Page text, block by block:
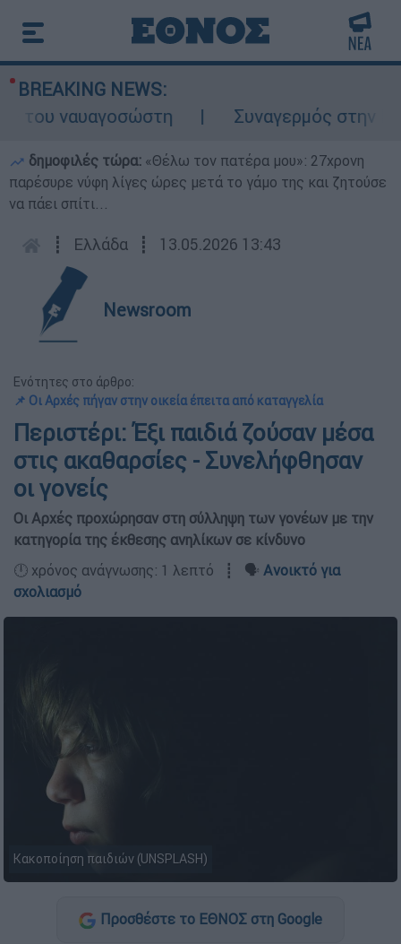
BREAKING NEWS:
ναυαγοσώστη
Συναγερμός στην
δημοφιλές τώρα: «Θέλω τον πατέρα μου»: 27χρονη
παρέσυρε νύφη λίγες ώρες μετά το γάμο της και ζητούσε
να πάει σπίτι...
┋ Ελλάδα ┋ 13.05.2026 13:43
Newsroom
Ενότητες στο άρθρο:
📌 Οι Αρχές πήγαν στην οικεία έπειτα από καταγγελία
Περιστέρι: Έξι παιδιά ζούσαν μέσα
στις ακαθαρσίες - Συνελήφθησαν
οι γονείς
Οι Αρχές προχώρησαν στη σύλληψη των γονέων με την
κατηγορία της έκθεσης ανηλίκων σε κίνδυνο
🕛 χρόνος ανάγνωσης: 1 λεπτό ┋ 🗣️ Ανοικτό για
σχολιασμό
Κακοποίηση παιδιών (UNSPLASH)
Προσθέστε το ΕΘΝΟΣ στη Google